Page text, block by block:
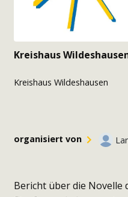
Kreishaus
Kreishaus Wildeshausen
organisiert von
Bericht über die Novelle